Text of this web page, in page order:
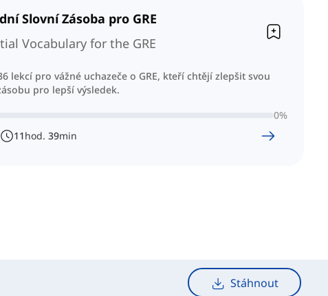
Slovní Zásoba pro GRE
Vocabulary for the GRE
lekcí pro vážné uchazeče o GRE, kteří chtějí zlepšit svou
pro lepší výsledek.
0%
11hod. 39min
Stáhnout